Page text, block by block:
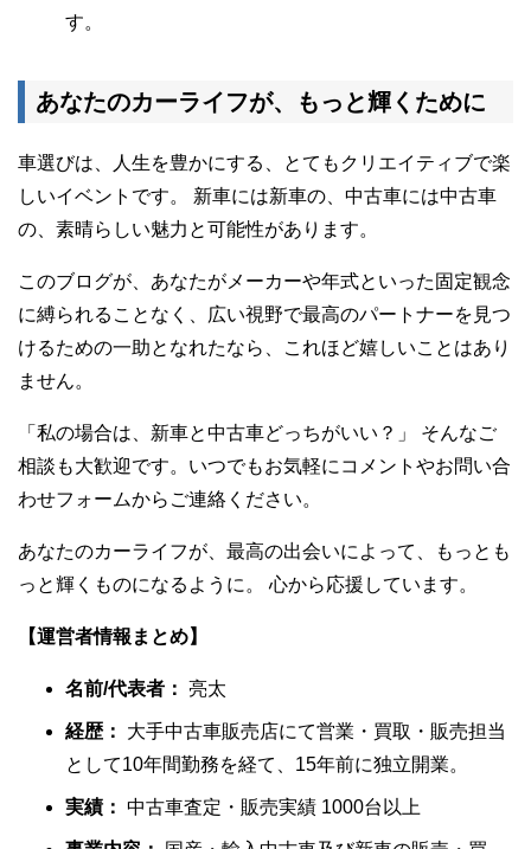
す。
あなたのカーライフが、もっと輝くために
車選びは、人生を豊かにする、とてもクリエイティブで楽
しいイベントです。 新車には新車の、中古車には中古車
の、素晴らしい魅力と可能性があります。
このブログが、あなたがメーカーや年式といった固定観念
に縛られることなく、広い視野で最高のパートナーを見つ
けるための一助となれたなら、これほど嬉しいことはあり
ません。
「私の場合は、新車と中古車どっちがいい？」 そんなご
相談も大歓迎です。いつでもお気軽にコメントやお問い合
わせフォームからご連絡ください。
あなたのカーライフが、最高の出会いによって、もっとも
っと輝くものになるように。 心から応援しています。
【運営者情報まとめ】
名前/代表者： 亮太
経歴：
大手中古車販売店にて営業・買取・販売担当
として10年間勤務を経て、15年前に独立開業。
実績： 中古車査定・販売実績 1000台以上